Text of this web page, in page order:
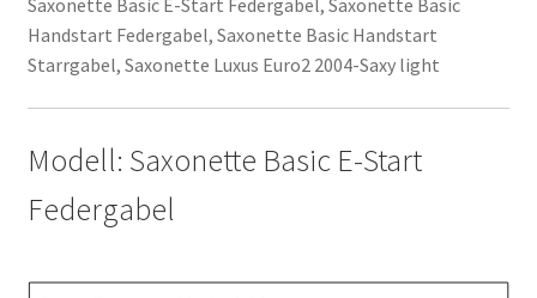
Saxonette Basic E-Start Federgabel, Saxonette Basic
Handstart Federgabel, Saxonette Basic Handstart
Starrgabel, Saxonette Luxus Euro2 2004-Saxy light
Modell: Saxonette Basic E-Start
Federgabel